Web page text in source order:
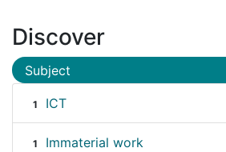
Discover
Subject
1 ICT
1 Immaterial work